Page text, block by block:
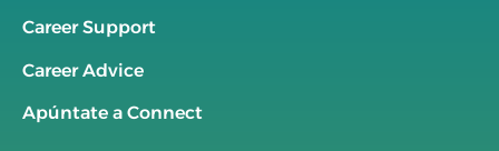
Career Support
Career Advice
Apúntate a Connect